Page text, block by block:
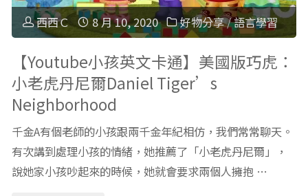
謝
希
爾
弗
斯
家
教】
５
兒
西西Ｃ 8 月 10, 2020 好物分享/語言學習
【Youtube小孩英文卡通】美國版巧虎：
小老虎丹尼爾Daniel Tiger’s
Neighborhood
千金A有個老師的小孩跟兩千金年紀相仿，我們常常聊天。
有次講到處理小孩的情緒，她推薦了「小老虎丹尼爾」，
說她家小孩吵起來的時候，她就會要求兩個人擁抱 …